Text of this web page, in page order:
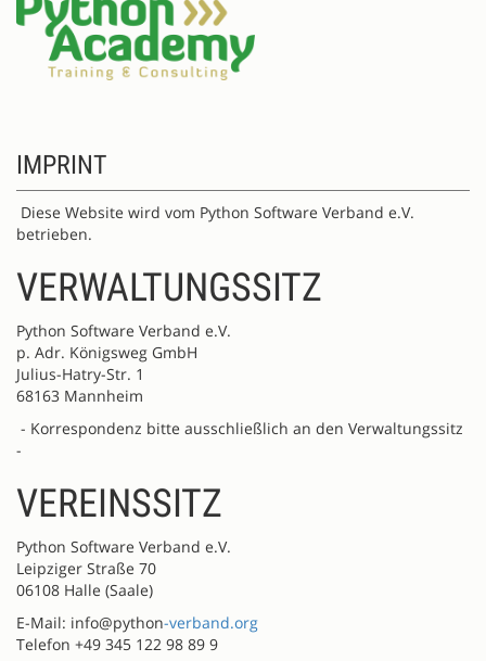
IMPRINT
Diese Website wird vom Python Software Verband e.V.
betrieben.
VERWALTUNGSSITZ
Python Software Verband e.V.
p. Adr. Königsweg GmbH
Julius-Hatry-Str. 1
68163 Mannheim
- Korrespondenz bitte ausschließlich an den Verwaltungssitz
-
VEREINSSITZ
Python Software Verband e.V.
Leipziger Straße 70
06108 Halle (Saale)
E-Mail: info@python-verband.org
Telefon +49 345 122 98 89 9